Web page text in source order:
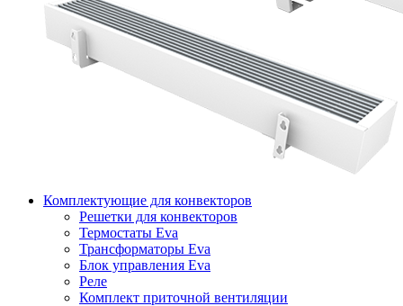
Комплектующие для конвекторов
Решетки для конвекторов
Термостаты Eva
Трансформаторы Eva
Блок управления Eva
Реле
Комплект приточной вентиляции